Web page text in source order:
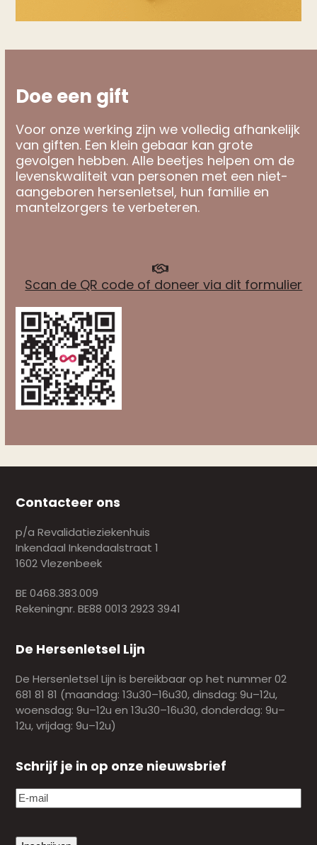
Doe een gift
Voor onze werking zijn we volledig afhankelijk
van giften. Een klein gebaar kan grote
gevolgen hebben. Alle beetjes helpen om de
levenskwaliteit van personen met een niet-
aangeboren hersenletsel, hun familie en
mantelzorgers te verbeteren.
Scan de QR code of doneer via dit formulier
Contacteer ons
p/a Revalidatieziekenhuis
Inkendaal Inkendaalstraat 1
1602 Vlezenbeek
BE 0468.383.009
Rekeningnr. BE88 0013 2923 3941
De Hersenletsel Lijn
De Hersenletsel Lijn is bereikbaar op het nummer 02
681 81 81 (maandag: 13u30–16u30, dinsdag: 9u–12u,
woensdag: 9u–12u en 13u30–16u30, donderdag: 9u–
12u, vrijdag: 9u–12u)
Schrijf je in op onze nieuwsbrief
E-
mail(Vereist)